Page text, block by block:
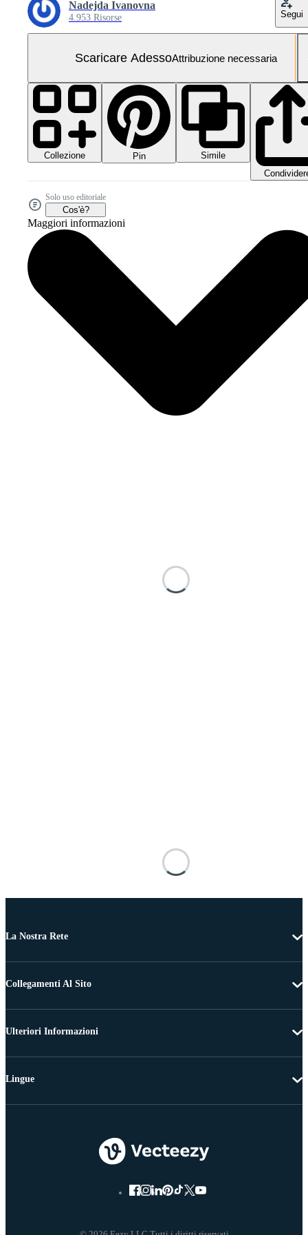
Nadejda Ivanovna
4.953 Risorse Segui
Scaricare AdessoAttribuzione necessaria
Collezione Pin
Simile
Solo uso editoriale
Cos'è?
Maggiori informazioni
La Nostra Rete
Collegamenti Al Sito
Ulteriori Informazioni
Lingue